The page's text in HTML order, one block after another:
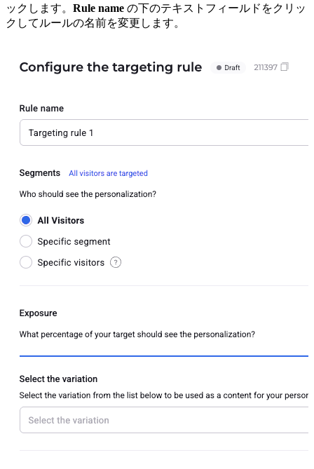
ックします。 Rule name の下のテキストフィールドをクリッ
クしてルールの名前を変更します。